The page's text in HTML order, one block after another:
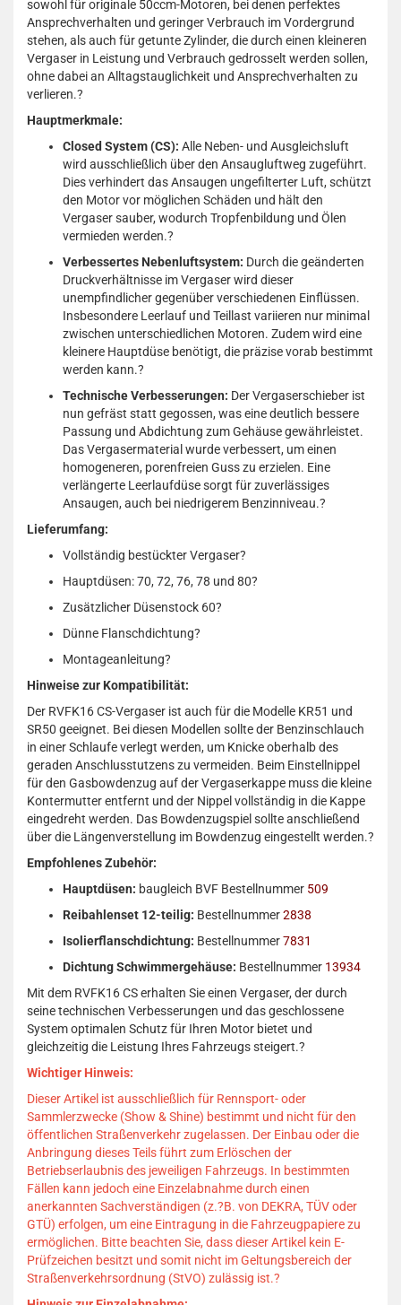
sowohl für originale 50ccm-Motoren, bei denen perfektes
Ansprechverhalten und geringer Verbrauch im Vordergrund
stehen, als auch für getunte Zylinder, die durch einen kleineren
Vergaser in Leistung und Verbrauch gedrosselt werden sollen,
ohne dabei an Alltagstauglichkeit und Ansprechverhalten zu
verlieren.?
Hauptmerkmale:
Closed System (CS): Alle Neben- und Ausgleichsluft
wird ausschließlich über den Ansaugluftweg zugeführt.
Dies verhindert das Ansaugen ungefilterter Luft, schützt
den Motor vor möglichen Schäden und hält den
Vergaser sauber, wodurch Tropfenbildung und Ölen
vermieden werden.?
Verbessertes Nebenluftsystem: Durch die geänderten
Druckverhältnisse im Vergaser wird dieser
unempfindlicher gegenüber verschiedenen Einflüssen.
Insbesondere Leerlauf und Teillast variieren nur minimal
zwischen unterschiedlichen Motoren. Zudem wird eine
kleinere Hauptdüse benötigt, die präzise vorab bestimmt
werden kann.?
Technische Verbesserungen: Der Vergaserschieber ist
nun gefräst statt gegossen, was eine deutlich bessere
Passung und Abdichtung zum Gehäuse gewährleistet.
Das Vergasermaterial wurde verbessert, um einen
homogeneren, porenfreien Guss zu erzielen. Eine
verlängerte Leerlaufdüse sorgt für zuverlässiges
Ansaugen, auch bei niedrigerem Benzinniveau.?
Lieferumfang:
Vollständig bestückter Vergaser?
Hauptdüsen: 70, 72, 76, 78 und 80?
Zusätzlicher Düsenstock 60?
Dünne Flanschdichtung?
Montageanleitung?
Hinweise zur Kompatibilität:
Der RVFK16 CS-Vergaser ist auch für die Modelle KR51 und
SR50 geeignet. Bei diesen Modellen sollte der Benzinschlauch
in einer Schlaufe verlegt werden, um Knicke oberhalb des
geraden Anschlusstutzens zu vermeiden. Beim Einstellnippel
für den Gasbowdenzug auf der Vergaserkappe muss die kleine
Kontermutter entfernt und der Nippel vollständig in die Kappe
eingedreht werden. Das Bowdenzugspiel sollte anschließend
über die Längenverstellung im Bowdenzug eingestellt werden.?
Empfohlenes Zubehör:
Hauptdüsen: baugleich BVF Bestellnummer 509
Reibahlenset 12-teilig: Bestellnummer2838
Isolierflanschdichtung: Bestellnummer7831
Dichtung Schwimmergehäuse: Bestellnummer 13934
Mit dem RVFK16 CS erhalten Sie einen Vergaser, der durch
seine technischen Verbesserungen und das geschlossene
System optimalen Schutz für Ihren Motor bietet und
gleichzeitig die Leistung Ihres Fahrzeugs steigert.?
Wichtiger Hinweis:
Dieser Artikel ist ausschließlich für Rennsport- oder
Sammlerzwecke (Show & Shine) bestimmt und nicht für den
öffentlichen Straßenverkehr zugelassen. Der Einbau oder die
Anbringung dieses Teils führt zum Erlöschen der
Betriebserlaubnis des jeweiligen Fahrzeugs. In bestimmten
Fällen kann jedoch eine Einzelabnahme durch einen
anerkannten Sachverständigen (z.?B. von DEKRA, TÜV oder
GTÜ) erfolgen, um eine Eintragung in die Fahrzeugpapiere zu
ermöglichen. Bitte beachten Sie, dass dieser Artikel kein E-
Prüfzeichen besitzt und somit nicht im Geltungsbereich der
Straßenverkehrsordnung (StVO) zulässig ist.?